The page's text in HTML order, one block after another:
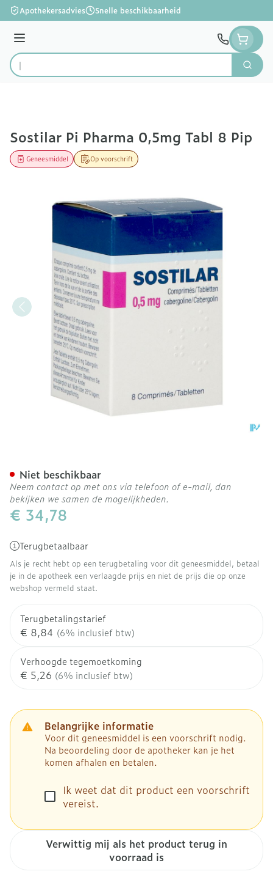
Ga naar de inhoud
Apothekersadvies Snelle beschikbaarheid
Menu
Product, merk, categorie...
Zoek
Sostilar Pi Pharma 0,5mg Tabl 8 Pip
Op voorschrift
Geneesmiddel
€ 34,78
Terugbetaalbaar
Als je recht hebt op een terugbetaling voor dit geneesmiddel, betaal
je in de apotheek een verlaagde prijs en niet de prijs die op onze
webshop vermeld staat.
Terugbetalingstarief
€ 8,84 (6% inclusief btw)
Verhoogde tegemoetkoming
€ 5,26 (6% inclusief btw)
Belangrijke informatie
Voor dit geneesmiddel is een voorschrift nodig.
Na beoordeling door de apotheker kan je het
komen afhalen en betalen.
Ik weet dat dit product een voorschrift
vereist.
Verwittig mij als het product terug in
voorraad is
Niet beschikbaar
Neem contact op met ons via telefoon of e-mail, dan
bekijken we samen de mogelijkheden.